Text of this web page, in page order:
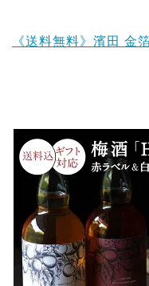
《送料無料》濱田 金